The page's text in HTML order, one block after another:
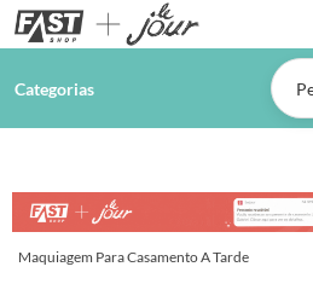
Categorias
Maquiagem Para Casamento A Tarde